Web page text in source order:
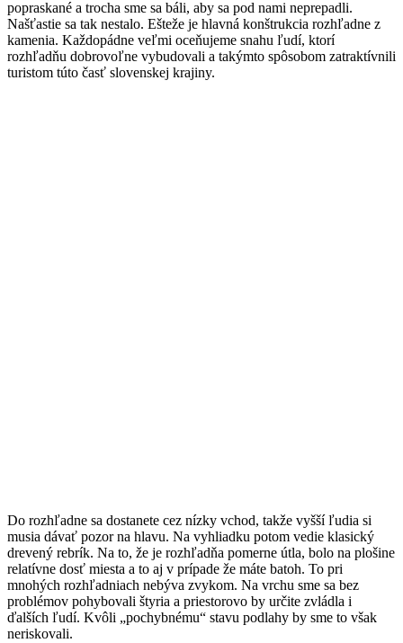
popraskané a trocha sme sa báli, aby sa pod nami neprepadli.
Našťastie sa tak nestalo. Ešteže je hlavná konštrukcia rozhľadne z
kamenia. Každopádne veľmi oceňujeme snahu ľudí, ktorí
rozhľadňu dobrovoľne vybudovali a takýmto spôsobom zatraktívnili
turistom túto časť slovenskej krajiny.
Do rozhľadne sa dostanete cez nízky vchod, takže vyšší ľudia si
musia dávať pozor na hlavu. Na vyhliadku potom vedie klasický
drevený rebrík. Na to, že je rozhľadňa pomerne útla, bolo na plošine
relatívne dosť miesta a to aj v prípade že máte batoh. To pri
mnohých rozhľadniach nebýva zvykom. Na vrchu sme sa bez
problémov pohybovali štyria a priestorovo by určite zvládla i
ďalších ľudí. Kvôli „pochybnému“ stavu podlahy by sme to však
neriskovali.